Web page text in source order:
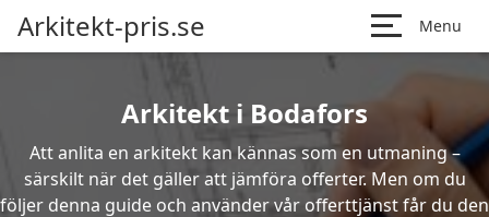
Arkitekt-pris.se Menu
Arkitekt i Bodafors
Att anlita en arkitekt kan kännas som en utmaning –
särskilt när det gäller att jämföra offerter. Men om du
följer denna guide och använder vår offerttjänst får du den